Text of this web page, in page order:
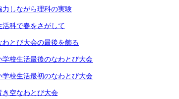
しながら理科の実験
科で春をさがして
とび大会の最後を飾る
校生活最後のなわとび大会
校生活最初のなわとび大会
き空なわとび大会